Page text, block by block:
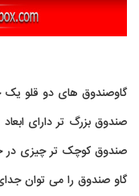
گاوصندوق های دو قلو
گاو صندوق را می توان جدای